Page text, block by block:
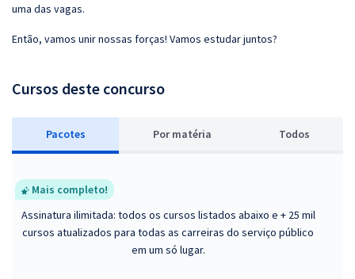
uma das vagas.
Então, vamos unir nossas forças! Vamos estudar juntos?
Cursos deste concurso
Pacotes Por matéria Todos
Mais completo!
Assinatura ilimitada: todos os cursos listados abaixo e + 25 mil
cursos atualizados para todas as carreiras do serviço público
em um só lugar.